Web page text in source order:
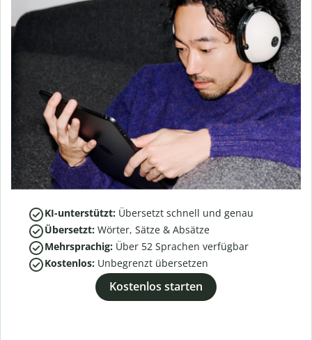
KI-unterstützt: Übersetzt schnell und genau
Übersetzt: Wörter, Sätze & Absätze
Mehrsprachig: Über 52 Sprachen verfügbar
Kostenlos: Unbegrenzt übersetzen
Kostenlos starten